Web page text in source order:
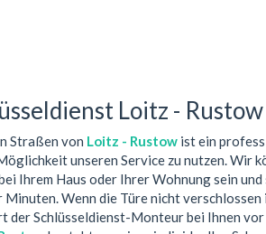
Loitz - Rustow
Straßen von Loitz - Rustow ist ein
unseren Service zu nutzen. Wir
Ihrem Haus oder Ihrer Wohnung sein
Minuten. Wenn die Türe nicht
der Schlüsseldienst-Monteur bei Ihnen